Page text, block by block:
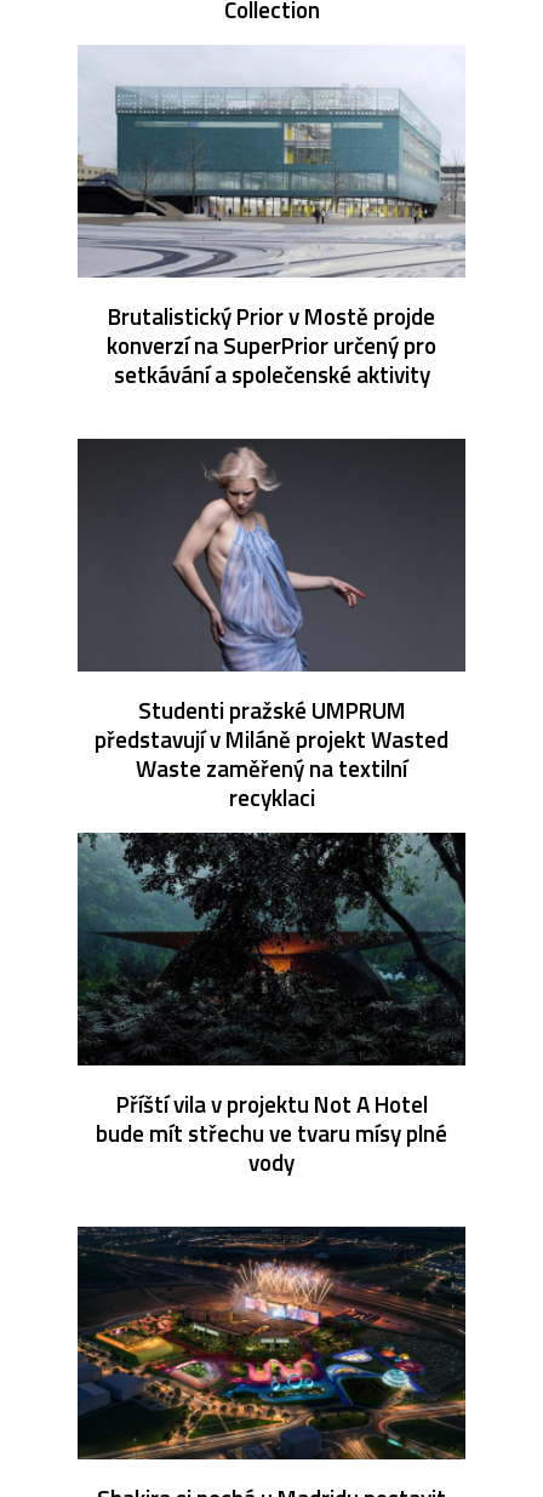
Collection
Brutalistický Prior v Mostě projde
konverzí na SuperPrior určený pro
setkávání a společenské aktivity
Studenti pražské UMPRUM
představují v Miláně projekt Wasted
Waste zaměřený na textilní
recyklaci
Příští vila v projektu Not A Hotel
bude mít střechu ve tvaru mísy plné
vody